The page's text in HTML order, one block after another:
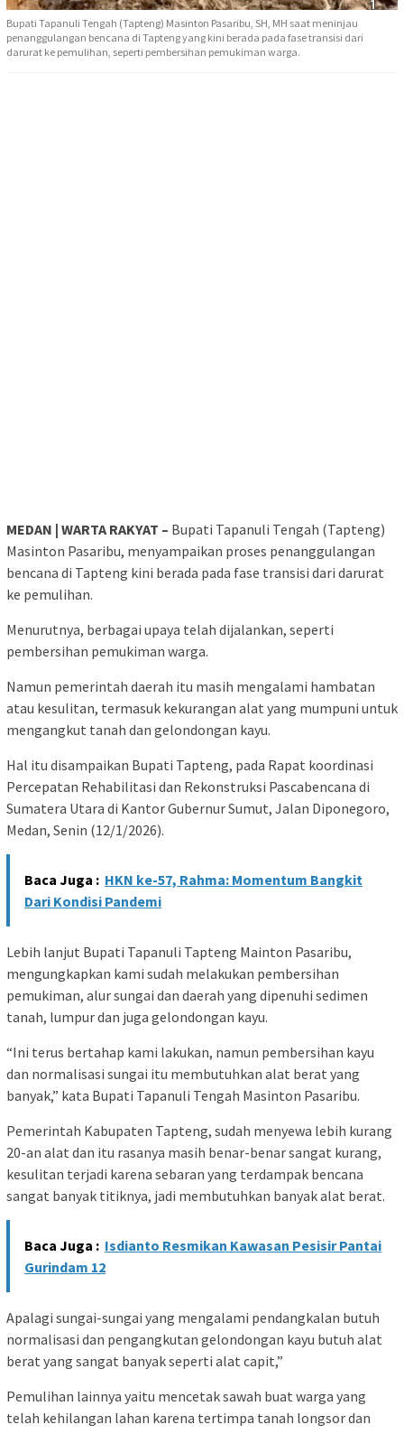
Bupati Tapanuli Tengah (Tapteng) Masinton Pasaribu, SH, MH saat meninjau
penanggulangan bencana di Tapteng yang kini berada pada fase transisi dari
darurat ke pemulihan, seperti pembersihan pemukiman warga.
MEDAN | WARTA RAKYAT – Bupati Tapanuli Tengah (Tapteng)
Masinton Pasaribu, menyampaikan proses penanggulangan
bencana di Tapteng kini berada pada fase transisi dari darurat
ke pemulihan.
Menurutnya, berbagai upaya telah dijalankan, seperti
pembersihan pemukiman warga.
Namun pemerintah daerah itu masih mengalami hambatan
atau kesulitan, termasuk kekurangan alat yang mumpuni untuk
mengangkut tanah dan gelondongan kayu.
Hal itu disampaikan Bupati Tapteng, pada Rapat koordinasi
Percepatan Rehabilitasi dan Rekonstruksi Pascabencana di
Sumatera Utara di Kantor Gubernur Sumut, Jalan Diponegoro,
Medan, Senin (12/1/2026).
Baca Juga : HKN ke-57, Rahma: Momentum Bangkit
Dari Kondisi Pandemi
Lebih lanjut Bupati Tapanuli Tapteng Mainton Pasaribu,
mengungkapkan kami sudah melakukan pembersihan
pemukiman, alur sungai dan daerah yang dipenuhi sedimen
tanah, lumpur dan juga gelondongan kayu.
“Ini terus bertahap kami lakukan, namun pembersihan kayu
dan normalisasi sungai itu membutuhkan alat berat yang
banyak,” kata Bupati Tapanuli Tengah Masinton Pasaribu.
Pemerintah Kabupaten Tapteng, sudah menyewa lebih kurang
20-an alat dan itu rasanya masih benar-benar sangat kurang,
kesulitan terjadi karena sebaran yang terdampak bencana
sangat banyak titiknya, jadi membutuhkan banyak alat berat.
Baca Juga : Isdianto Resmikan Kawasan Pesisir Pantai
Gurindam 12
Apalagi sungai-sungai yang mengalami pendangkalan butuh
normalisasi dan pengangkutan gelondongan kayu butuh alat
berat yang sangat banyak seperti alat capit,”
Pemulihan lainnya yaitu mencetak sawah buat warga yang
telah kehilangan lahan karena tertimpa tanah longsor dan